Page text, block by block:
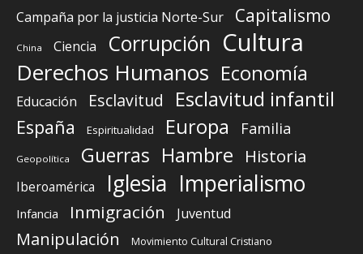
Campaña por la justicia Norte-Sur Capitalismo
China Ciencia Corrupción Cultura
Derechos Humanos Economía
Educación Esclavitud Esclavitud infantil
España Espiritualidad Europa Familia
Geopolítica Guerras Hambre Historia
Iberoamérica Iglesia Imperialismo
Infancia Inmigración Juventud
Manipulación Movimiento Cultural Cristiano